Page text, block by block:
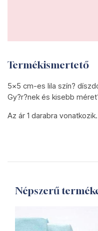
Termékismertető
5x5 cm-es lila szín?
Gy?r?nek és kisebb
Az ár 1 darabra vonatkozik.
Népszerű